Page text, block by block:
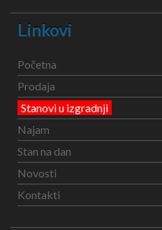
Linkovi
Početna
Prodaja
Stanovi u izgradnji
Najam
Stan na dan
Novosti
Kontakti